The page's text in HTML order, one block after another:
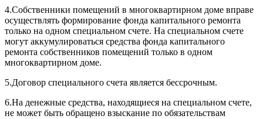
4.Собственники помещений в многоквартирном доме вправе
осуществлять формирование фонда капитального ремонта
только на одном специальном счете. На специальном счете
могут аккумулироваться средства фонда капитального
ремонта собственников помещений только в одном
многоквартирном доме.
5.Договор специального счета является бессрочным.
6.На денежные средства, находящиеся на специальном счете,
не может быть обращено взыскание по обязательствам